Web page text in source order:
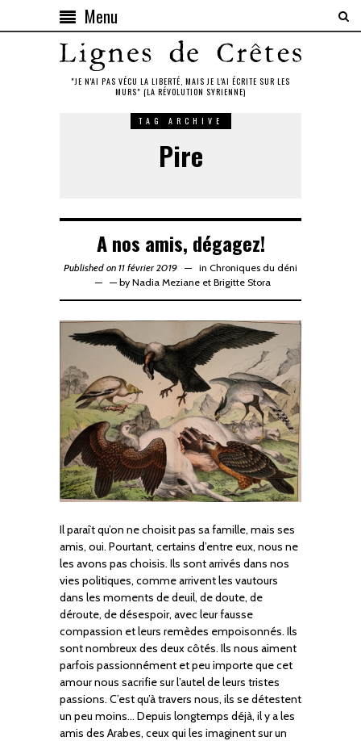
Menu
"JE N'AI PAS VÉCU LA LIBERTÉ, MAIS JE L'AI ÉCRITE SUR LES
MURS" (LA RÉVOLUTION SYRIENNE)
TAG ARCHIVE
Pire
A nos amis, dégagez!
Published on 11 février 2019 in Chroniques du déni
— by Nadia Meziane et Brigitte Stora
Il paraît qu’on ne choisit pas sa famille, mais ses
amis, oui. Pourtant, certains d’entre eux, nous ne
les avons pas choisis. Ils sont arrivés dans nos
vies politiques, comme arrivent les vautours
dans les moments de deuil, de doute, de
déroute, de désespoir, avec leur fausse
compassion et leurs remèdes empoisonnés. Ils
sont nombreux des deux côtés. Ils nous aiment
parfois passionnément et peu importe que cet
amour nous sacrifie sur l’autel de leurs tristes
passions. C’est qu’à travers nous, ils se détestent
un peu moins… Depuis longtemps déjà, il y a les
amis des Arabes, ceux qui les imaginent sur un